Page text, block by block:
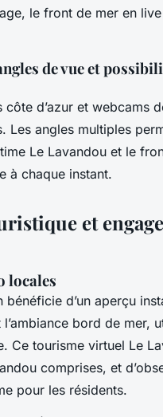
le front de mer en
de vue et
d’azur et webcams
angles multiples
Le Lavandou et le
à chaque instant.
et
locales
d’un aperçu
bord de mer,
Ce tourisme virtuel Le
comprises, et
pour les résidents.